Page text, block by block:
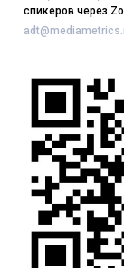
спикеров через